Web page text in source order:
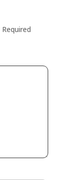
Required